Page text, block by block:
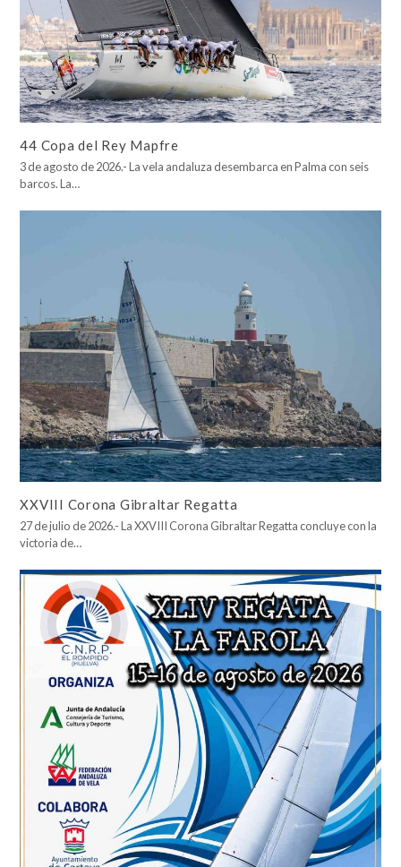
44 Copa del Rey Mapfre
3 de agosto de 2026.- La vela andaluza desembarca en Palma con seis
barcos. La…
XXVIII Corona Gibraltar Regatta
27 de julio de 2026.- La XXVIII Corona Gibraltar Regatta concluye con la
victoria de…